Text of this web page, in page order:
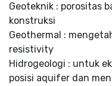
Geoteknik : porositas
konstruksi
Geothermal :
resistivity
Hidrogeologi : untuk
posisi aquifer dan